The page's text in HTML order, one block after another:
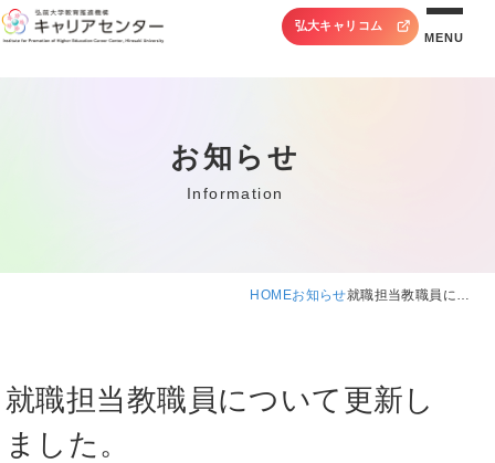
弘大キャリコム
MENU
お知らせ
Information
HOMEお知らせ就職担当教職員に…
就職担当教職員について更新し
ました。